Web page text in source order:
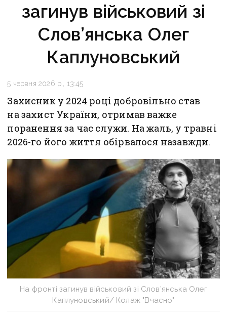
загинув військовий зі
Слов’янська Олег
Каплуновський
5 червня 2026 р., 13:45
Захисник у 2024 році добровільно став
на захист України, отримав важке
поранення за час служи. На жаль, у травні
2026-го його життя обірвалося назавжди.
На фронті загинув військовий зі Слов’янська Олег
Каплуновський/ Колаж "Вчасно"